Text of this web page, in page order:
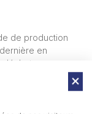
de production
en
déchets.
nos processus
activités,